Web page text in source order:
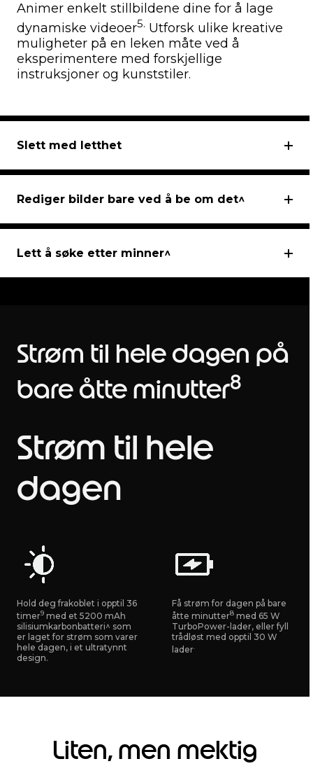
Animer enkelt stillbildene dine for å lage
dynamiske videoer5. Utforsk ulike kreative
muligheter på en leken måte ved å
eksperimentere med forskjellige
instruksjoner og kunststiler.
Slett med letthet
Rediger bilder bare ved å be om det^
Lett å søke etter minner^
Strøm til hele dagen på
bare åtte minutter8
Strøm til hele
dagen
Hold deg frakoblet i opptil 36
timer9 med et 5200 mAh
silisiumkarbonbatteri^ som
er laget for strøm som varer
hele dagen, i et ultratynnt
design.
Få strøm for dagen på bare
åtte minutter8med 65 W
TurboPower-lader, eller fyll
trådløst med opptil 30 W
lader.
Liten, men mektig